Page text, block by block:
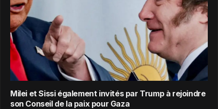
Milei et Sissi également invités par Trump à rejoindre
son Conseil de la paix pour Gaza